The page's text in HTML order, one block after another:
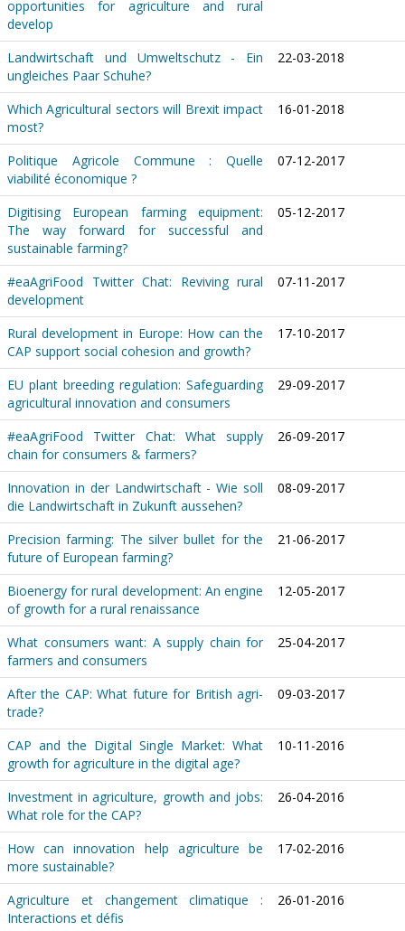
opportunities for agriculture and rural
develop
Landwirtschaft und Umweltschutz - Ein
ungleiches Paar Schuhe?
22-03-2018
Which Agricultural sectors will Brexit impact
most?
16-01-2018
Politique Agricole Commune : Quelle
viabilité économique ?
07-12-2017
Digitising European farming equipment:
The way forward for successful and
sustainable farming?
05-12-2017
#eaAgriFood Twitter Chat: Reviving rural
development
07-11-2017
Rural development in Europe: How can the
CAP support social cohesion and growth?
17-10-2017
EU plant breeding regulation: Safeguarding
agricultural innovation and consumers
29-09-2017
#eaAgriFood Twitter Chat: What supply
chain for consumers & farmers?
26-09-2017
Innovation in der Landwirtschaft - Wie soll
die Landwirtschaft in Zukunft aussehen?
08-09-2017
Precision farming: The silver bullet for the
future of European farming?
21-06-2017
Bioenergy for rural development: An engine
of growth for a rural renaissance
12-05-2017
What consumers want: A supply chain for
farmers and consumers
25-04-2017
After the CAP: What future for British agri-
trade?
09-03-2017
CAP and the Digital Single Market: What
growth for agriculture in the digital age?
10-11-2016
Investment in agriculture, growth and jobs:
What role for the CAP?
26-04-2016
How can innovation help agriculture be
more sustainable?
17-02-2016
Agriculture et changement climatique :
Interactions et défis
26-01-2016